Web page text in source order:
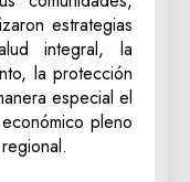
estrategias
integral, la
la protección
especial el
pleno